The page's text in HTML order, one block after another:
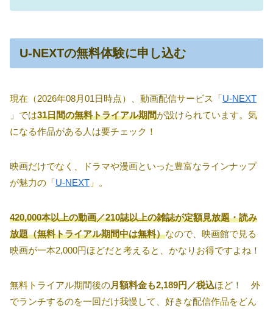
U-NEXTの無料体験に申し込む
現在（2026年08月01日時点）、動画配信サービス「U-NEXT
」では31日間の無料トライアル期間が設けられています。気
になる作品がある人は要チェック！
映画だけでなく、ドラマや漫画といった豊富なラインナップ
が魅力の「U-NEXT 」。
420,000本以上の動画／210誌以上の雑誌が定額見放題・読み
放題（無料トライアル期間中は無料）なので、映画館で見る
映画が一本2,000円ほどだと考えると、かなりお得ですよね！
無料トライアル期間後の月額料金も2,189円／税込ほど！ 外
でランチするのを一回だけ我慢して、好きな配信作品をどん